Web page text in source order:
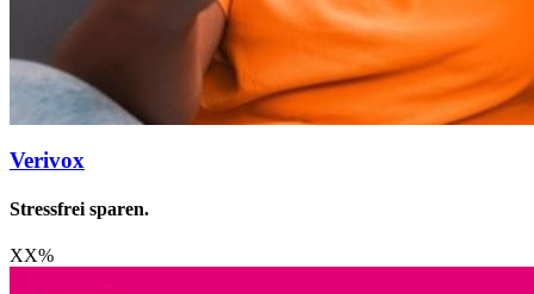
Verivox
Stressfrei sparen.
XX%